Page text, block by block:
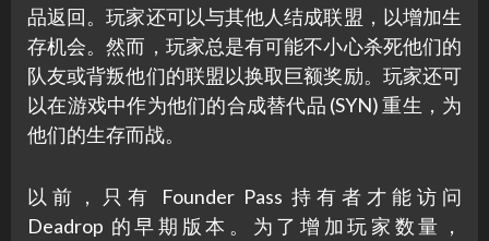
品返回。玩家还可以与其他人结成联盟，以增加生
存机会。然而，玩家总是有可能不小心杀死他们的
队友或背叛他们的联盟以换取巨额奖励。玩家还可
以在游戏中作为他们的合成替代品 (SYN) 重生，为
他们的生存而战。
以前，只有 Founder Pass 持有者才能访问
Deadrop 的早期版本。为了增加玩家数量，